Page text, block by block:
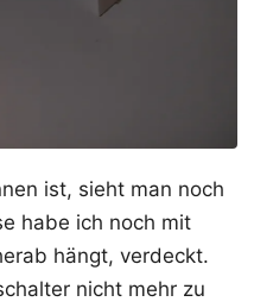
ist, sieht man noch
habe ich noch mit
hängt, verdeckt.
nicht mehr zu